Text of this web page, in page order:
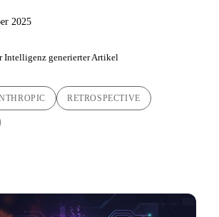
2025
Intelligenz generierter Artikel
RETROSPECTIVE